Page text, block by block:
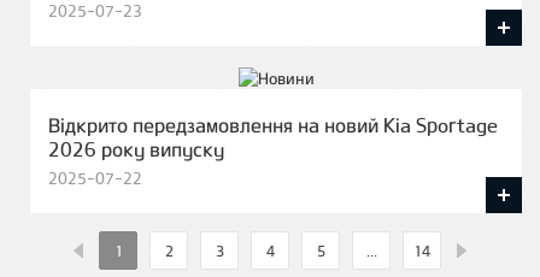
2025-07-23
Відкрито передзамовлення на новий Kia Sportage
2026 року випуску
2025-07-22
1 2 3 4 5 14